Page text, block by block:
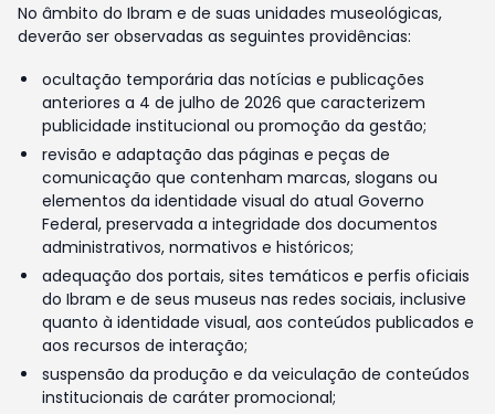
No âmbito do Ibram e de suas unidades museológicas,
deverão ser observadas as seguintes providências:
ocultação temporária das notícias e publicações
anteriores a 4 de julho de 2026 que caracterizem
publicidade institucional ou promoção da gestão;
revisão e adaptação das páginas e peças de
comunicação que contenham marcas, slogans ou
elementos da identidade visual do atual Governo
Federal, preservada a integridade dos documentos
administrativos, normativos e históricos;
adequação dos portais, sites temáticos e perfis oficiais
do Ibram e de seus museus nas redes sociais, inclusive
quanto à identidade visual, aos conteúdos publicados e
aos recursos de interação;
suspensão da produção e da veiculação de conteúdos
institucionais de caráter promocional;